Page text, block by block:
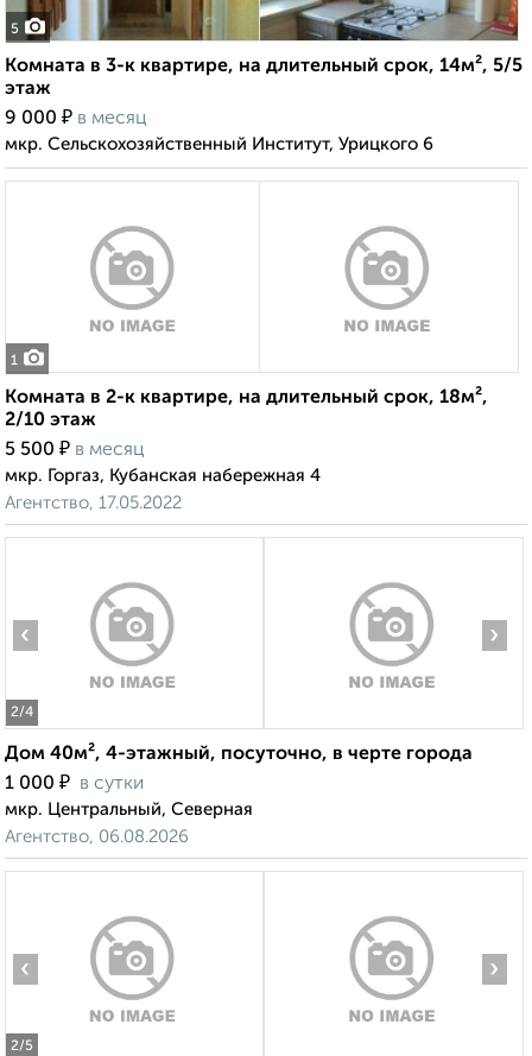
5
Комната в 3-к квартире, на длительный срок, 14м², 5/5
этаж
9 000 ₽ в месяц
мкр. Сельскохозяйственный Институт, Урицкого 6
1
Комната в 2-к квартире, на длительный срок, 18м²,
2/10 этаж
5 500 ₽ в месяц
мкр. Горгаз, Кубанская набережная 4
Агентство, 17.05.2022
2/4
‹ ›
Дом 40м², 4-этажный, посуточно, в черте города
1 000 ₽ в сутки
мкр. Центральный, Северная
Агентство, 06.08.2026
2/5
‹ ›